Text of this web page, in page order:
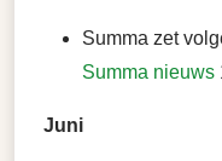
Summa zet
Summa nieuws
Juni